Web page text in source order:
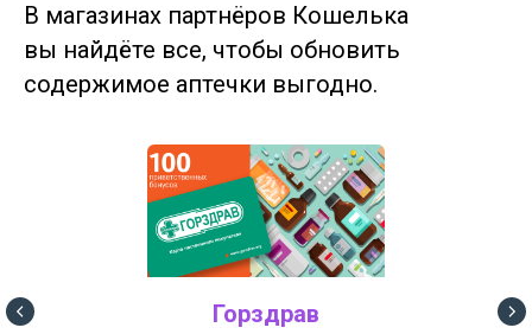
В магазинах партнёров Кошелька
вы найдёте все, чтобы обновить
содержимое аптечки выгодно.
Горздрав